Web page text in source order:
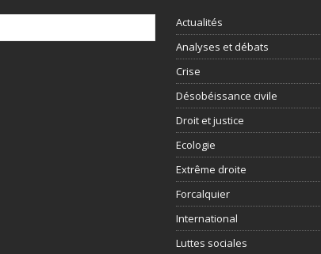
Actualités
Analyses et débats
Crise
Désobéissance civile
Droit et justice
Ecologie
Extrême droite
Forcalquier
International
Luttes sociales